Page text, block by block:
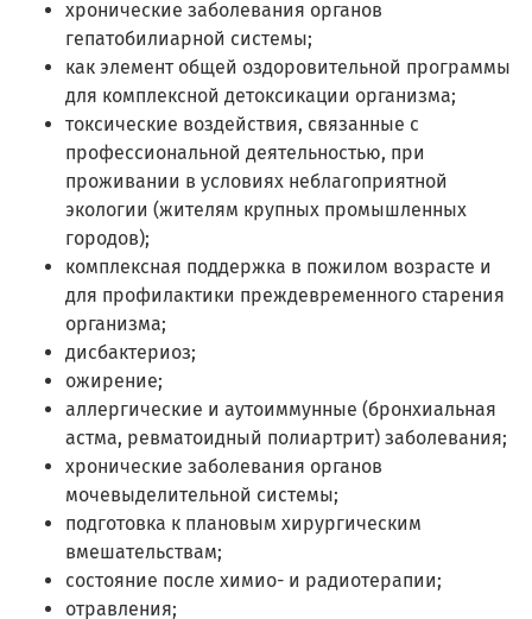
хронические заболевания органов
гепатобилиарной системы;
как элемент общей оздоровительной программы
для комплексной детоксикации организма;
токсические воздействия, связанные с
профессиональной деятельностью, при
проживании в условиях неблагоприятной
экологии (жителям крупных промышленных
городов);
комплексная поддержка в пожилом возрасте и
для профилактики преждевременного старения
организма;
дисбактериоз;
ожирение;
аллергические и аутоиммунные (бронхиальная
астма, ревматоидный полиартрит) заболевания;
хронические заболевания органов
мочевыделительной системы;
подготовка к плановым хирургическим
вмешательствам;
состояние после химио- и радиотерапии;
отравления;